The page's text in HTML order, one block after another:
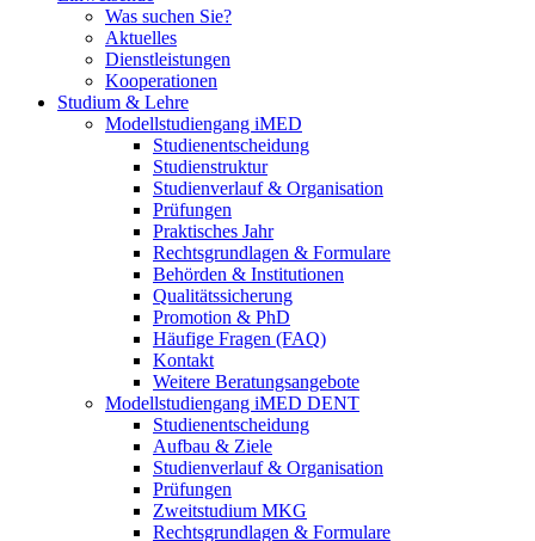
Was suchen Sie?
Aktuelles
Dienstleistungen
Kooperationen
Studium & Lehre
Modellstudiengang iMED
Studienentscheidung
Studienstruktur
Studienverlauf & Organisation
Prüfungen
Praktisches Jahr
Rechtsgrundlagen & Formulare
Behörden & Institutionen
Qualitätssicherung
Promotion & PhD
Häufige Fragen (FAQ)
Kontakt
Weitere Beratungsangebote
Modellstudiengang iMED DENT
Studienentscheidung
Aufbau & Ziele
Studienverlauf & Organisation
Prüfungen
Zweitstudium MKG
Rechtsgrundlagen & Formulare